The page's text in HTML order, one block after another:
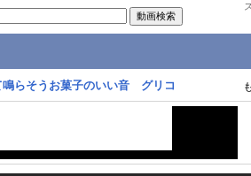
らそうお菓子のいい音 グリコ